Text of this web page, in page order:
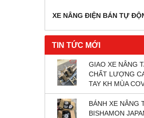
XE NÂNG ĐIỆN BÁN TỰ
TIN TỨC MỚI
GIAO XE NÂNG
CHẤT LƯỢNG
TAY KH MÙA
BÁNH XE NÂNG
BISHAMON